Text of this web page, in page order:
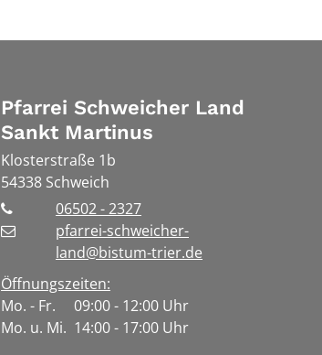
Pfarrei Schweicher Land
Sankt Martinus
Klosterstraße 1b
54338 Schweich
06502 - 2327
pfarrei-schweicher-
land@bistum-trier.de
Öffnungszeiten:
Mo. - Fr. 09:00 - 12:00 Uhr
Mo. u. Mi. 14:00 - 17:00 Uhr